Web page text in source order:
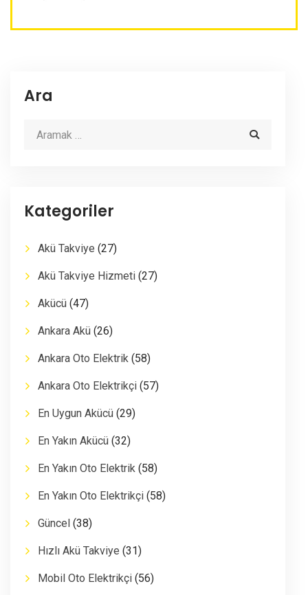
Ara
Kategoriler
Akü Takviye (27)
Akü Takviye Hizmeti (27)
Akücü (47)
Ankara Akü (26)
Ankara Oto Elektrik (58)
Ankara Oto Elektrikçi (57)
En Uygun Akücü (29)
En Yakın Akücü (32)
En Yakın Oto Elektrik (58)
En Yakın Oto Elektrikçi (58)
Güncel (38)
Hızlı Akü Takviye (31)
Mobil Oto Elektrikçi (56)